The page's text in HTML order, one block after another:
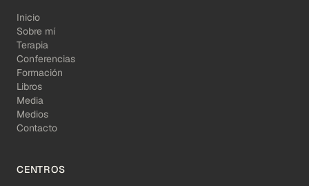
Inicio
Sobre mí
Terapia
Conferencias
Formación
Libros
Media
Medios
Contacto
CENTROS